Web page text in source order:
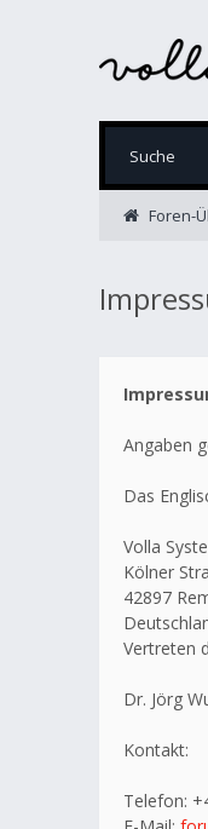
Foren-
Angaben
Das
Volla
Kölner
42897
Vertreten
Dr. Jörg
Kontakt:
Telefon: